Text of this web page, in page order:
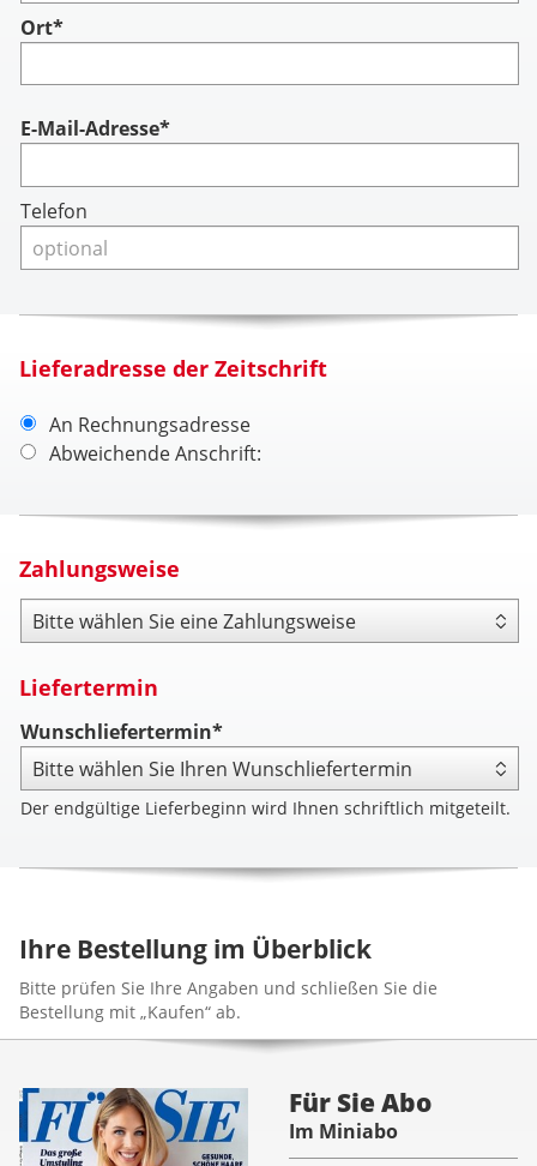
Ort*
Account
E-Mail-Adresse*
Telefon
Lieferadresse der Zeitschrift
An Rechnungsadresse
Abweichende Anschrift:
Zahlungsweise
Zahlungsweise
Liefertermin
Wunschliefertermin*
Der endgültige Lieferbeginn wird Ihnen schriftlich mitgeteilt.
Ihre Bestellung im Überblick
Bitte prüfen Sie Ihre Angaben und schließen Sie die
Bestellung mit „Kaufen“ ab.
Für Sie Abo
Im Miniabo